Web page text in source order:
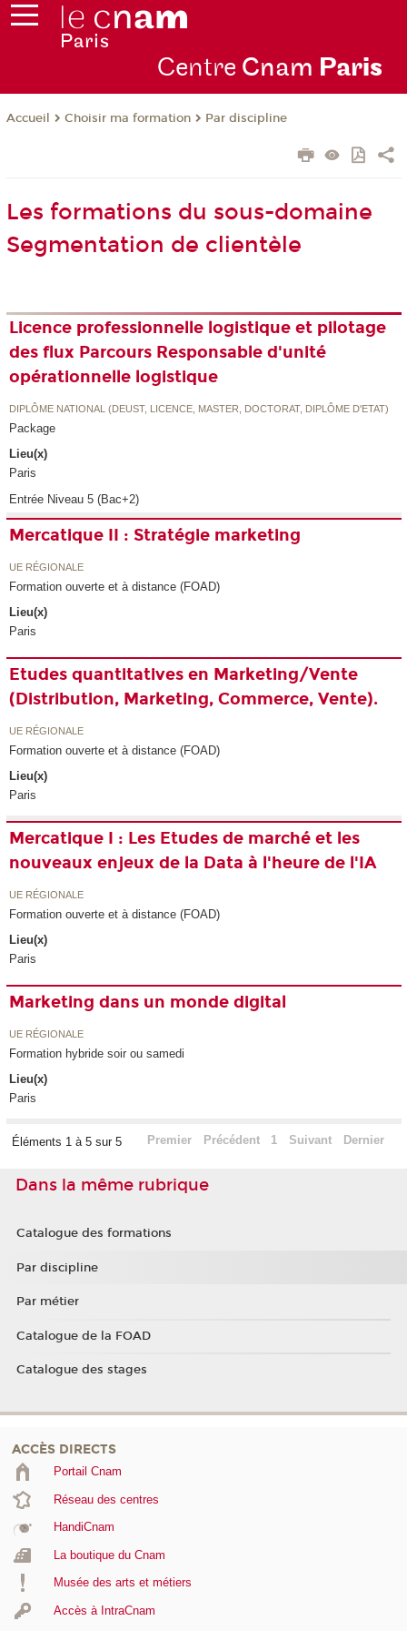
Centre Cnam Paris
Accueil Choisir ma formation Par discipline
Les formations du sous-domaine
Segmentation de clientèle
Licence professionnelle logistique et pilotage
des flux Parcours Responsable d'unité
opérationnelle logistique
DIPLÔME NATIONAL (DEUST, LICENCE, MASTER, DOCTORAT, DIPLÔME D'ETAT)
Package
Lieu(x)
Paris
Entrée Niveau 5 (Bac+2)
Mercatique II : Stratégie marketing
UE RÉGIONALE
Formation ouverte et à distance (FOAD)
Lieu(x)
Paris
Etudes quantitatives en Marketing/Vente
(Distribution, Marketing, Commerce, Vente).
UE RÉGIONALE
Formation ouverte et à distance (FOAD)
Lieu(x)
Paris
Mercatique I : Les Etudes de marché et les
nouveaux enjeux de la Data à l'heure de l'IA
UE RÉGIONALE
Formation ouverte et à distance (FOAD)
Lieu(x)
Paris
Marketing dans un monde digital
UE RÉGIONALE
Formation hybride soir ou samedi
Lieu(x)
Paris
Éléments 1 à 5 sur 5 Premier Précédent 1 Suivant Dernier
Dans la même rubrique
Catalogue des formations
Par discipline
Par métier
Catalogue de la FOAD
Catalogue des stages
ACCÈS DIRECTS
Portail Cnam
Réseau des centres
HandiCnam
La boutique du Cnam
Musée des arts et métiers
Accès à IntraCnam